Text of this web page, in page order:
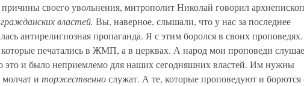
причины своего увольнения, митрополит Николай говорил
гражданских властей. Вы, наверное, слышали, что у нас за последнее
антирелигиозная пропаганда. Я с этим боролся в своих проповедях.
печатались в ЖМП, а в церквах. А народ мои проповеди
и было неприемлемо для наших сегодняшних властей. Им нужны
и торжественнослужат. А те, которые проповедуют и борются